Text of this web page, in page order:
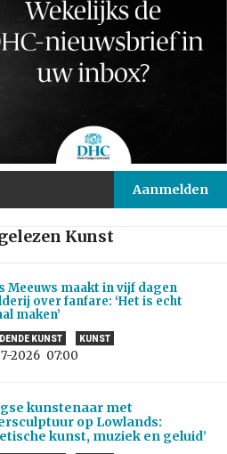
Kunst
Meeuws maakt in vijf dagen
over fanfare: ‘Het is echt
maken’
KUNST KUNST
2026 07:00
kunstenaar met
op Lowlands:
kunst, muziek en geluid’